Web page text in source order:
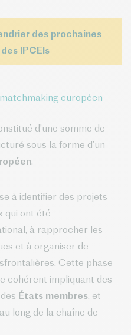
des prochaines
IPCEIs
européen
d’une somme de
sous la forme d’un
.
à identifier des projets
qui ont été
à rapprocher les
et à organiser de
Cette phase
cohérent impliquant des
États membres, et
long de la chaîne de